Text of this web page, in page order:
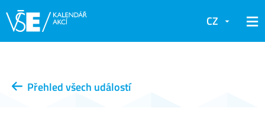
CZ
Přehled všech událostí